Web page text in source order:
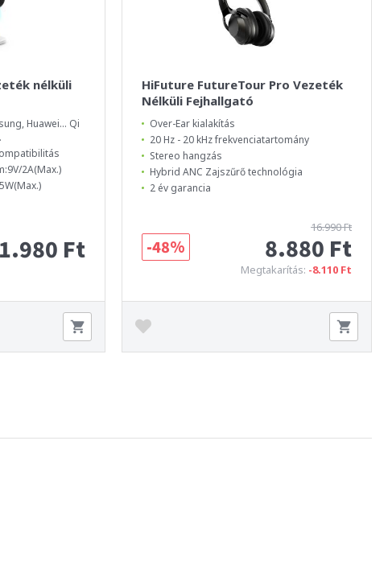
nélküli
Huawei... Qi
2A(Max.)
1.980 Ft
HiFuture FutureTour Pro Vezeték
Nélküli Fejhallgató
Over-Ear kialakítás
20 Hz - 20 kHz frekvenciatartomány
Stereo hangzás
Hybrid ANC Zajszűrő technológia
2 év garancia
16.990 Ft
8.880 Ft
Megtakarítás: -8.110 Ft
-48%